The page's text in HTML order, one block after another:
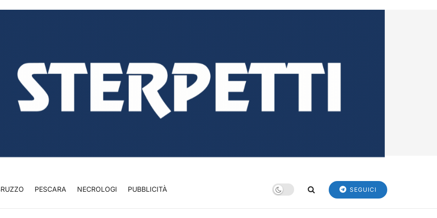
PESCARA NECROLOGI PUBBLICITÀ SEGUICI